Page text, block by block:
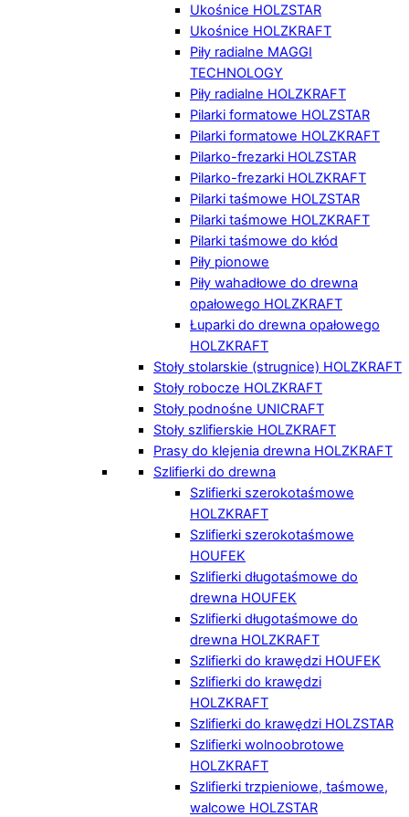
Ukośnice HOLZSTAR
Ukośnice HOLZKRAFT
Piły radialne MAGGI
TECHNOLOGY
Piły radialne HOLZKRAFT
Pilarki formatowe HOLZSTAR
Pilarki formatowe HOLZKRAFT
Pilarko-frezarki HOLZSTAR
Pilarko-frezarki HOLZKRAFT
Pilarki taśmowe HOLZSTAR
Pilarki taśmowe HOLZKRAFT
Pilarki taśmowe do kłód
Piły pionowe
Piły wahadłowe do drewna
opałowego HOLZKRAFT
Łuparki do drewna opałowego
HOLZKRAFT
Stoły stolarskie (strugnice) HOLZKRAFT
Stoły robocze HOLZKRAFT
Stoły podnośne UNICRAFT
Stoły szlifierskie HOLZKRAFT
Prasy do klejenia drewna HOLZKRAFT
Szlifierki do drewna
Szlifierki szerokotaśmowe
HOLZKRAFT
Szlifierki szerokotaśmowe
HOUFEK
Szlifierki długotaśmowe do
drewna HOUFEK
Szlifierki długotaśmowe do
drewna HOLZKRAFT
Szlifierki do krawędzi HOUFEK
Szlifierki do krawędzi
HOLZKRAFT
Szlifierki do krawędzi HOLZSTAR
Szlifierki wolnoobrotowe
HOLZKRAFT
Szlifierki trzpieniowe, taśmowe,
walcowe HOLZSTAR